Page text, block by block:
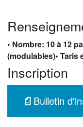
• Nombre: 10 à 12
(modulables)• Taris
Inscription
Bulletin